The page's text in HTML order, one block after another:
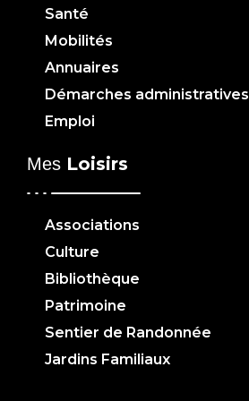
Santé
Mobilités
Annuaires
Démarches administratives
Emploi
Mes Loisirs
Associations
Culture
Bibliothèque
Patrimoine
Sentier de Randonnée
Jardins Familiaux